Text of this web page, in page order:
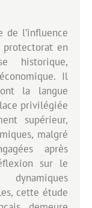
de l’influence
protectorat en
historique,
Il
la langue
privilégiée
supérieur,
malgré
après
sur le
cette étude